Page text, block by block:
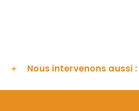
Nous intervenons aussi :